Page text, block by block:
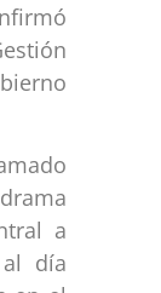
a
día